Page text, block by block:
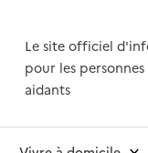
Le site officiel
pour les personnes
aidants